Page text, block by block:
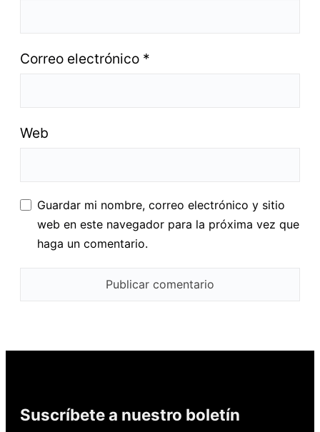
Correo electrónico *
Web
Guardar mi nombre, correo electrónico y sitio
web en este navegador para la próxima vez que
haga un comentario.
Suscríbete a nuestro boletín